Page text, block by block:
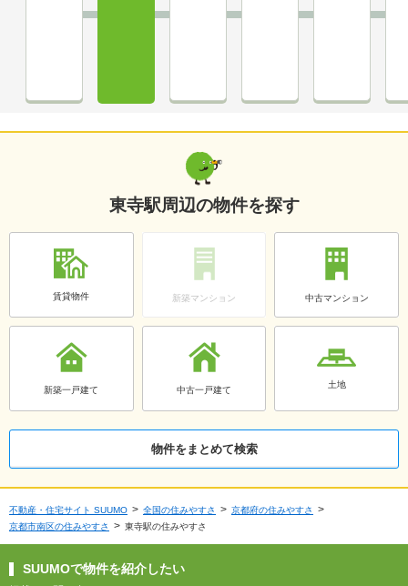
東寺駅周辺の物件を探す
賃貸物件 新築マンション 中古マンション
新築一戸建て 中古一戸建て
土地
物件をまとめて検索
不動産・住宅サイト SUUMO 全国の住みやすさ
京都府の住みやすさ
京都市南区の住みやすさ
東寺駅の住みやすさ
SUUMOで物件を紹介したい